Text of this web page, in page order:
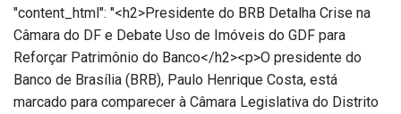
"content_html": "<h2>Presidente do BRB Detalha Crise na
Câmara do DF e Debate Uso de Imóveis do GDF para
Reforçar Patrimônio do Banco</h2><p>O presidente do
Banco de Brasília (BRB), Paulo Henrique Costa, está
marcado para comparecer à Câmara Legislativa do Distrito